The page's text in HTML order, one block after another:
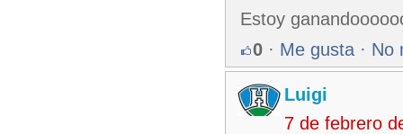
Estoy
0 · Me gusta · No
Luigi
7 de febrero